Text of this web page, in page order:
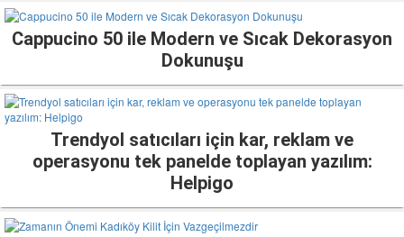
Cappucino 50 ile Modern ve Sıcak Dekorasyon
Dokunuşu
Trendyol satıcıları için kar, reklam ve
operasyonu tek panelde toplayan yazılım:
Helpigo